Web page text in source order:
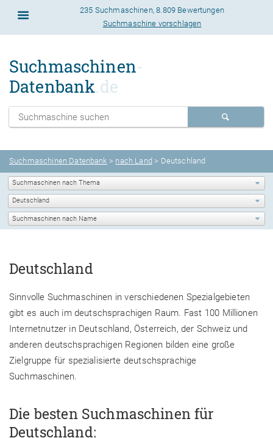
235 Suchmaschinen,8.809 Bewertungen
Suchmaschine vorschlagen
Suchmaschinen-
Datenbank.de
Suchmaschinen Datenbank > nach Land > Deutschland
Deutschland
Sinnvolle Suchmaschinen in verschiedenen Spezialgebieten
gibt es auch im deutschsprachigen Raum. Fast 100 Millionen
Internetnutzer in Deutschland, Österreich, der Schweiz und
anderen deutschsprachigen Regionen bilden eine große
Zielgruppe für spezialisierte deutschsprachige
Suchmaschinen.
Die besten Suchmaschinen für
Deutschland: